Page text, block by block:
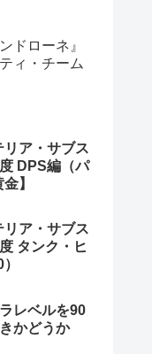
ドローネ』
ィ・チーム
リア・サブス
DPS編（パ
】
リア・サブス
タンク・ヒ
レベルを90
かどうか